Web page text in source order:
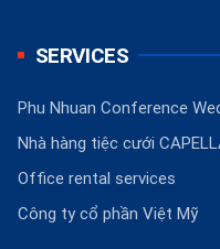
SERVICES
Phu Nhuan Conference
Nhà hàng tiệc cưới
Office rental services
Công ty cổ phần Việt Mỹ